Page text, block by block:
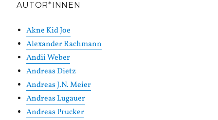
AUTOR*INNEN
Akne Kid Joe
Alexander Rachmann
Andii Weber
Andreas Dietz
Andreas J.N. Meier
Andreas Lugauer
Andreas Prucker